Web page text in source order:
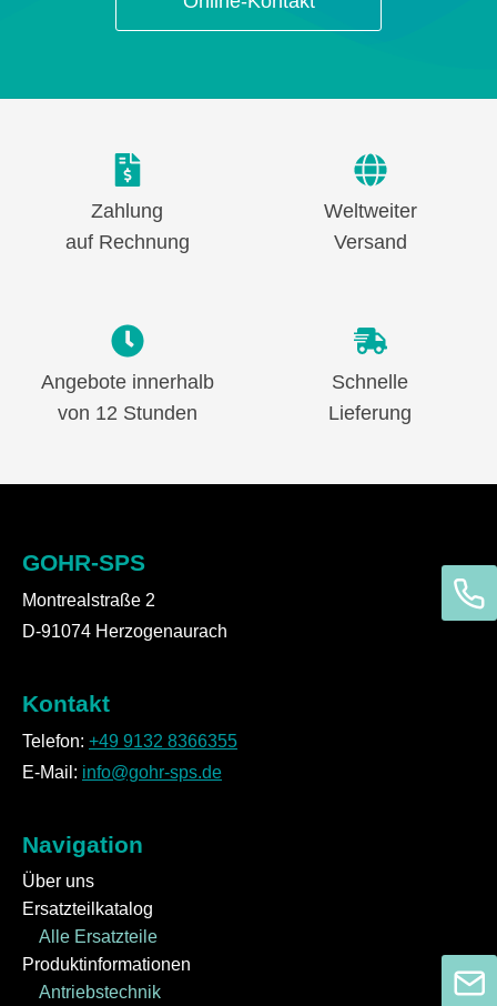
Zahlung
auf Rechnung
Weltweiter
Versand
Angebote innerhalb
von 12 Stunden
Schnelle
Lieferung
GOHR-SPS
Montrealstraße 2
D-91074 Herzogenaurach
Kontakt
Telefon: +49 9132 8366355
E-Mail: info@gohr-sps.de
Navigation
Über uns
Ersatzteilkatalog
Alle Ersatzteile
Produktinformationen
Antriebstechnik